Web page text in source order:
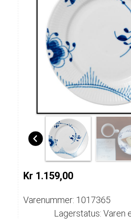
Kr 1.159,00
Varenummer: 1017365
Lagerstatus: Varen